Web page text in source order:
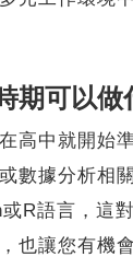
期可以做
中就開始準
數據分析相
R語言，這
也讓您有機